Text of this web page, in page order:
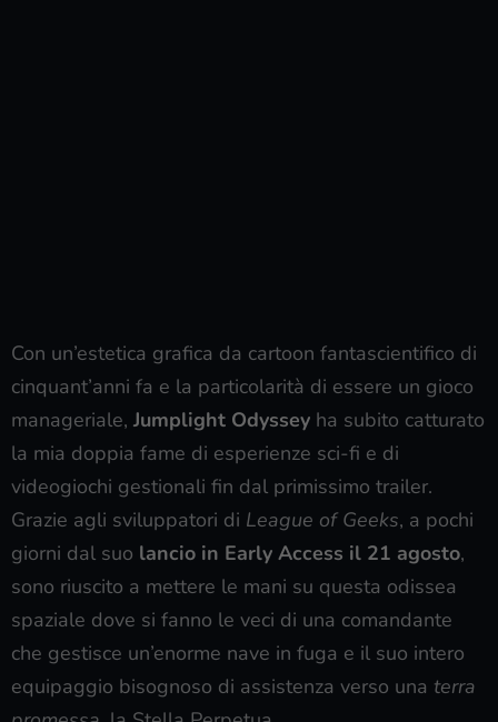
Con un’estetica grafica da cartoon fantascientifico di
cinquant’anni fa e la particolarità di essere un gioco
manageriale, Jumplight Odyssey ha subito catturato
la mia doppia fame di esperienze sci-fi e di
videogiochi gestionali fin dal primissimo trailer.
Grazie agli sviluppatori di League of Geeks, a pochi
giorni dal suo lancio in Early Access il 21 agosto,
sono riuscito a mettere le mani su questa odissea
spaziale dove si fanno le veci di una comandante
che gestisce un’enorme nave in fuga e il suo intero
equipaggio bisognoso di assistenza verso una terra